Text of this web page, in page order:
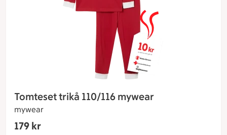
Tomteset trikå 110/116 mywear
mywear
179 kr